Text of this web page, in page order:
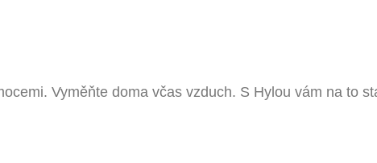
Vyměňte doma včas vzduch. S Hylou vám na to